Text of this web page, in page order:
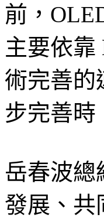
前，
主要依
術完善的
步完善時
岳春波總
發展、共